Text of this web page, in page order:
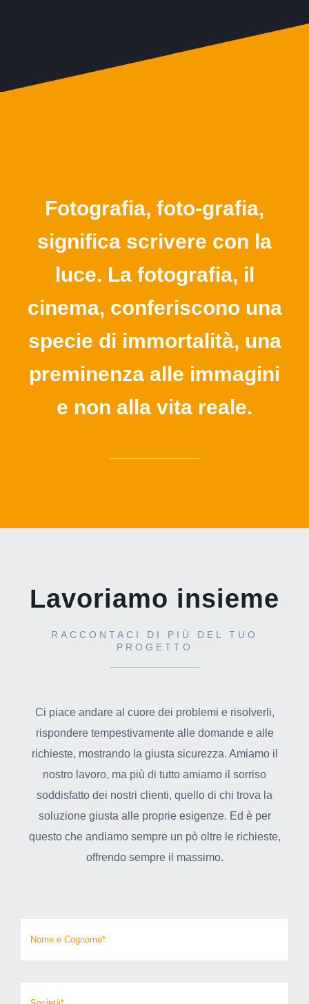
Fotografia, foto-grafia,
significa scrivere con la
luce. La fotografia, il
cinema, conferiscono una
specie di immortalità, una
preminenza alle immagini
e non alla vita reale.
Lavoriamo insieme
RACCONTACI DI PIÙ DEL TUO
PROGETTO
Ci piace andare al cuore dei problemi e risolverli,
rispondere tempestivamente alle domande e alle
richieste, mostrando la giusta sicurezza. Amiamo il
nostro lavoro, ma più di tutto amiamo il sorriso
soddisfatto dei nostri clienti, quello di chi trova la
soluzione giusta alle proprie esigenze. Ed è per
questo che andiamo sempre un pò oltre le richieste,
offrendo sempre il massimo.